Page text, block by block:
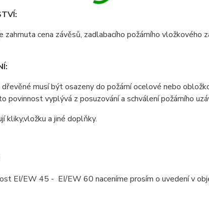
zahrnuta cena závěsů, zadlabacího požárního vložkového
musí být osazeny do požární ocelové nebo
povinnost vyplývá z posuzování a schválení požárního
kliky,vložku a jiné doplňky.
EI/EW 45 - EI/EW 60 naceníme prosím o uvedení v